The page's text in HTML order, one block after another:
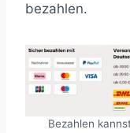
bezahlen.
Bezahlen